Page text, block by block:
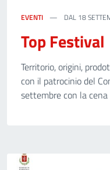
EVENTI DAL 18
Top Festival
Territorio, origini,
con il patrocinio del
settembre con la